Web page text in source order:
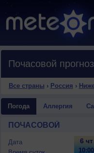
Почасовой
Все страны › Россия ›
Погода Аллергия
ПОЧАСОВОЙ
Дата
6 чт
10:00